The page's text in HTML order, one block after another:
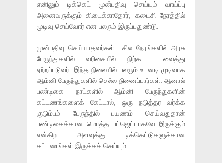
எனினும் டிக்கெட் முன்பதிவு செய்யும் வாய்ப்பு
அனைவருக்கும் கிடைக்காதோர், கடைசி நேரத்தில்
முடிவு செய்வோர் என பலரும் இருப்பதுண்டு.
முன்பதிவு செய்யாதவர்கள் சில நேரங்களில் அரசு
பேருந்துகளில் வரிசையில் நிற்க வைத்து
ஏற்றப்படுவர். இந்த நிலையில் பலரும் உடனடி முடிவாக
ஆம்னி பேருந்துகளில் செல்ல நினைப்பார்கள். ஆனால்
பண்டிகை நாட்களில் ஆம்னி பேருந்துகளின்
கட்டணங்களைக் கேட்டால், ஒரு நடுத்தர வர்க்க
குடும்பம் பேருந்தில் பயணம் செய்வதுதான்
பண்டிகைக்கான மொத்த பட்ஜெட்டாகவே இருக்கும்
என்கிற அளவுக்கு டிக்கெட்டுகளுக்கான
கட்டணங்கள் இருக்கச் செய்யும்.